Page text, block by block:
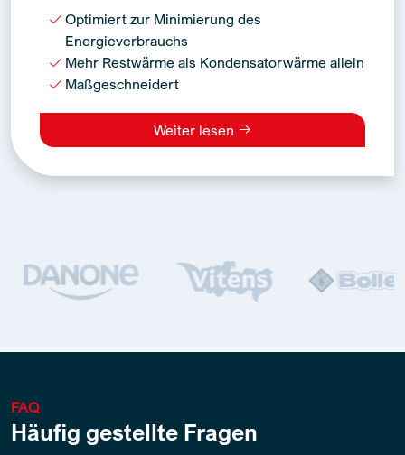
Optimiert zur Minimierung des
Energieverbrauchs
Mehr Restwärme als Kondensatorwärme allein
Maßgeschneidert
Weiter lesen
FAQ
Häufig gestellte Fragen